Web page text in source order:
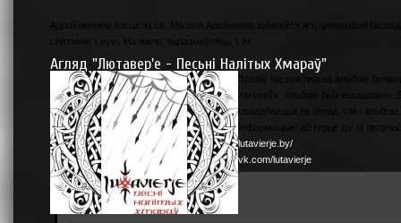
Аднаўленнем касцёла св. Міхаіла Архангела займаўся яго цяперашні
святыню з руін. На жаль, паразмаўляць з ім
Агляд "Лютавер'е - Песьні Налітых Хмараў"
Зрабіў відэаагляд на альбом
Хмараў». Альбом быў выдадзены
спадабаецца як агляд, так і альбом.
Інфармацыю аб гурце ды іх
lutavierje.by/
vk.com/lutavierje